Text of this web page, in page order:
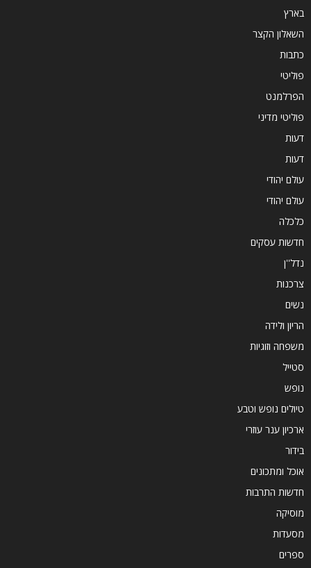
בארץ
השאלון הקצר
כתבות
פוליטי
הפרלמנט
פוליטי מדיני
דעות
דעות
עולם יהודי
עולם יהודי
כלכלה
חדשות עסקים
נדל''ן
צרכנות
נשים
הריון ולידה
משפחה וזוגיות
סטייל
נופש
טיולים נופש וטבע
ארכיון ענר עוזרי
בידור
אוכל ומתכונים
חדשות התרבות
מוסיקה
מסעדות
ספרים